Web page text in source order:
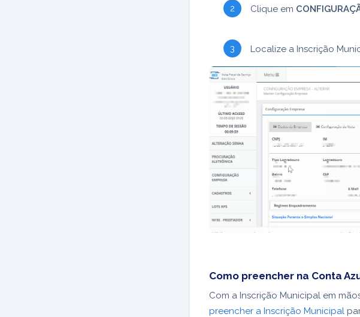
Clique em
Localize a Inscrição
Como preencher na Conta
Com a Inscrição Municipal em
preencher a Inscrição Municipal